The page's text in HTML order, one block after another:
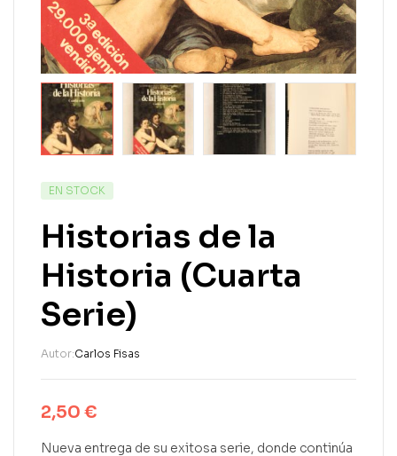
EN STOCK
Historias de la
Historia (Cuarta
Serie)
Autor:Carlos Fisas
2,50 €
Nueva entrega de su exitosa serie, donde continúa